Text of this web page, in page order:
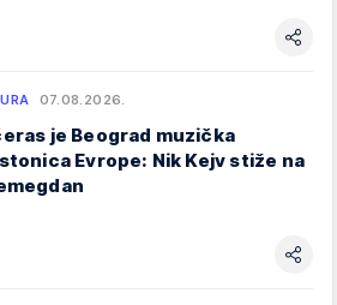
07.08.2026.
je Beograd muzička
Evrope: Nik Kejv stiže na